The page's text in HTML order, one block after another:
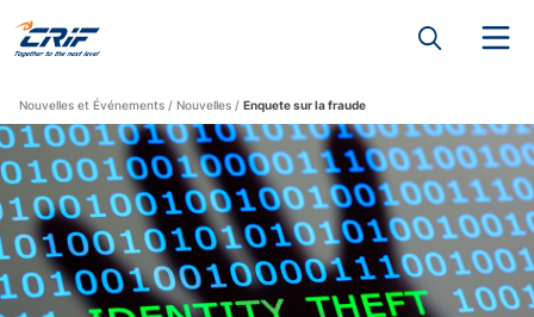
Nouvelles et Événements Nouvelles Enquete sur la fraude